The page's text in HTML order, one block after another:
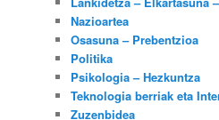
Nazioartea
Osasuna – Prebentzioa
Politika
Psikologia – Hezkuntza
Teknologia berriak eta
Zuzenbidea